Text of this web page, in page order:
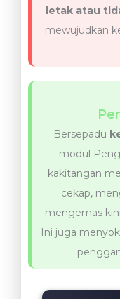
letak atau
mewujudkan
Bersepadu
modul
kakitangan
cekap,
mengemas
Ini juga